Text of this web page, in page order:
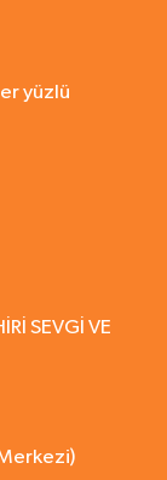
yüzlü
SEVGİ VE
(Rehberlik Araştırma Merkezi)